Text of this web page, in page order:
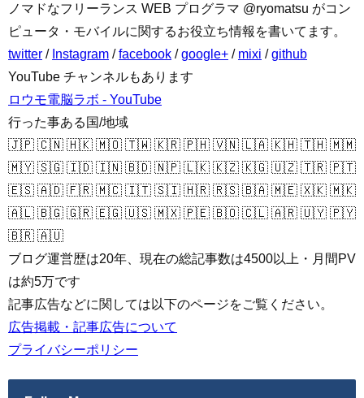
ノマドなフリーランス WEB プログラマ @ryomatsu がコン
ピュータ・モバイルに関するお役立ち情報を書いてます。
twitter / Instagram /facebook /google+ / mixi /github
YouTube チャンネルもあります
ロウモ電脳ラボ - YouTube
行った事ある国/地域
🇯🇵 🇨🇳 🇭🇰 🇲🇴 🇹🇼 🇰🇷 🇵🇭 🇻🇳 🇱🇦 🇰🇭 🇹🇭 🇲🇲
🇲🇾 🇸🇬 🇮🇩 🇮🇳 🇧🇩 🇳🇵 🇱🇰 🇰🇿 🇰🇬 🇺🇿 🇹🇷 🇵🇹
🇪🇸 🇦🇩 🇫🇷 🇲🇨 🇮🇹 🇸🇮 🇭🇷 🇷🇸 🇧🇦 🇲🇪 🇽🇰 🇲🇰
🇦🇱 🇧🇬 🇬🇷 🇪🇬 🇺🇸 🇲🇽 🇵🇪 🇧🇴 🇨🇱 🇦🇷 🇺🇾 🇵🇾
🇧🇷 🇦🇺
ブログ運営歴は20年、現在の総記事数は4500以上・月間PV
は約5万です
記事広告などに関しては以下のページをご覧ください。
広告掲載・記事広告について
プライバシーポリシー